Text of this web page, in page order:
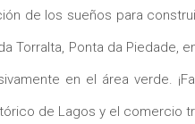
de los sueños para
Torralta, Ponta da Piedade,
en el área verde.
de Lagos y el comercio